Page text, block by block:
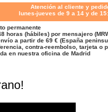
Atención al cliente y
lunes-jueves de 9 a 14 y de
permanente
horas (hábiles) por mensajero
a partir de 69 € (España
contra-reembolso, tarjeta o
en nuestra oficina de Madrid